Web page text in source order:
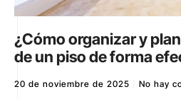
¿Cómo organizar y
de un piso de forma
20 de noviembre de 2025 No hay